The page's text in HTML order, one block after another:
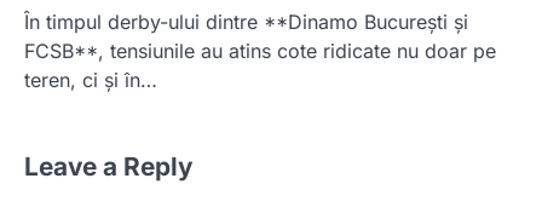
În timpul derby-ului dintre **Dinamo București și
FCSB**, tensiunile au atins cote ridicate nu doar pe
teren, ci și în…
Leave a Reply